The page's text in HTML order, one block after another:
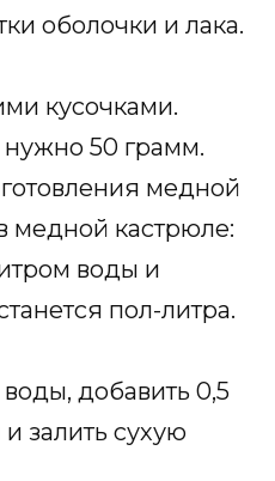
оболочки и лака.
кусочками.
50 грамм.
медной
медной кастрюле:
воды и
пол-литра.
добавить 0,5
залить сухую